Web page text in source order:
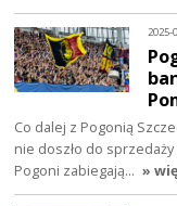
2025-
Co dalej z Pogonią
nie doszło do
Pogoni zabiegają… »